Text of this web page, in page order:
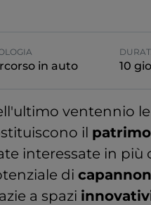
in auto 10
ventennio
il
interessate in più
di
a spazi